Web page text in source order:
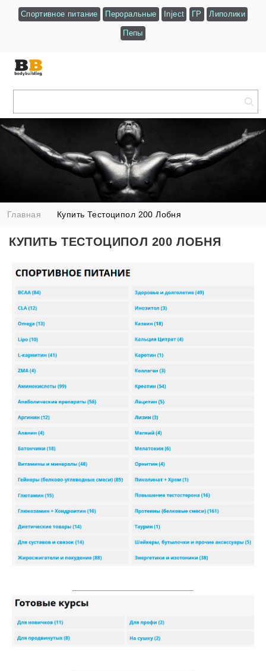
Спортивное питание Пероральные Inject ГР Липолики
Пепы
Главная Купить Тестоципол 200 Лобня
КУПИТЬ ТЕСТОЦИПОЛ 200 ЛОБНЯ